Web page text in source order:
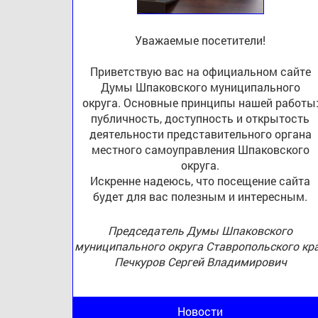
Уважаемые посетители!
Приветствую вас на официальном сайте
Думы Шпаковского муниципального
округа. Основные принципы нашей работы:
публичность, доступность и открытость
деятельности представительного органа
местного самоуправления Шпаковского
округа.
Искренне надеюсь, что посещение сайта
будет для вас полезным и интересным.
Председатель Думы Шпаковского
муниципального округа Ставропольского
Печкуров Сергей Владимирович
Новости